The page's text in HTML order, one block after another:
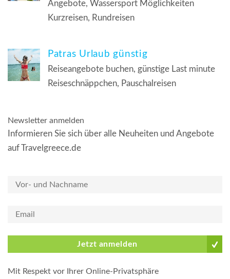
Angebote, Wassersport Möglichkeiten
Kurzreisen, Rundreisen
Patras Urlaub günstig
Reiseangebote buchen, günstige Last minute
Reiseschnäppchen, Pauschalreisen
Newsletter anmelden
Informieren Sie sich über alle Neuheiten und Angebote
auf Travelgreece.de
Jetzt anmelden
Mit Respekt vor Ihrer Online-Privatsphäre